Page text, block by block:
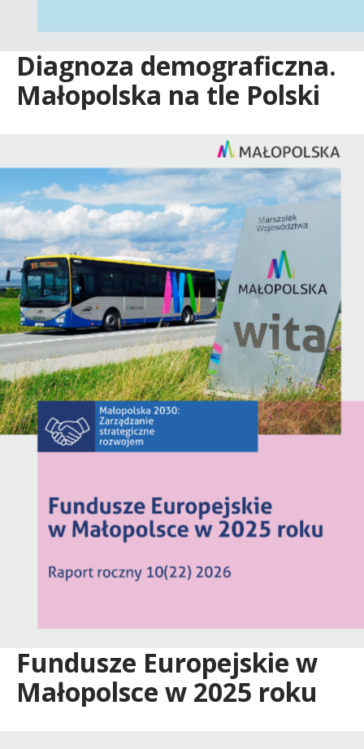
g
o
Diagnoza demograficzna.
Małopolska na tle Polski
Fundusze Europejskie w
Małopolsce w 2025 roku